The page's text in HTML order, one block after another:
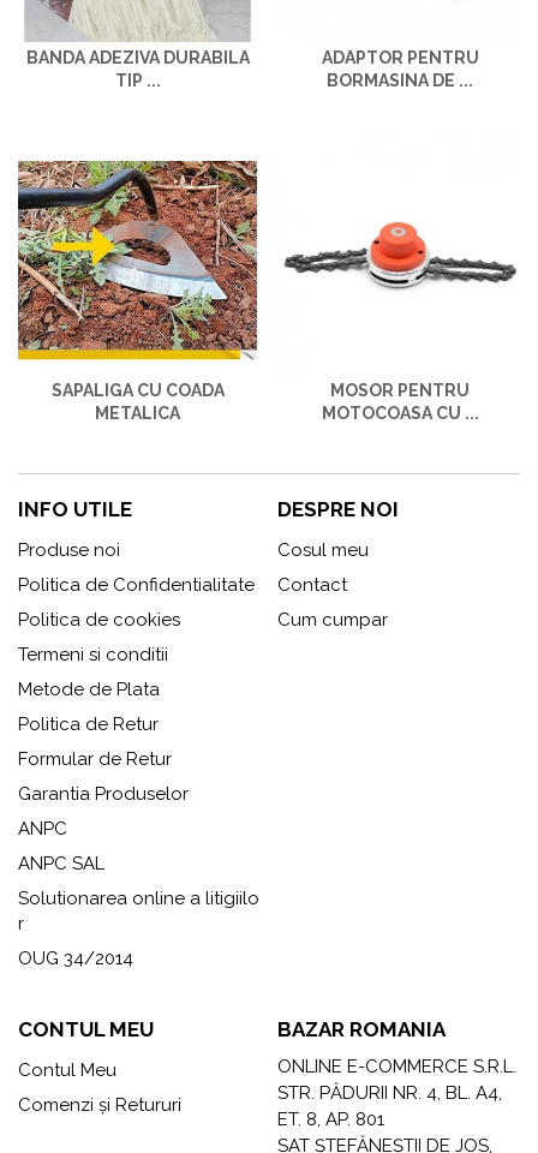
BANDA ADEZIVA DURABILA
TIP ...
ADAPTOR PENTRU
BORMASINA DE ...
SAPALIGA CU COADA
METALICA
MOSOR PENTRU
MOTOCOASA CU ...
INFO UTILE
Produse noi
Politica de Confidentialitate
Politica de cookies
Termeni si conditii
Metode de Plata
Politica de Retur
Formular de Retur
Garantia Produselor
ANPC
ANPC SAL
Solutionarea online a litigiilo
r
OUG 34/2014
DESPRE NOI
Cosul meu
Contact
Cum cumpar
CONTUL MEU
Contul Meu
Comenzi și Retururi
BAZAR ROMANIA
ONLINE E-COMMERCE S.R.L.
STR. PĂDURII NR. 4, BL. A4,
ET. 8, AP. 801
SAT ȘTEFĂNEȘTII DE JOS,